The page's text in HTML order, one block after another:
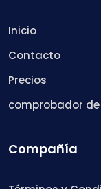
Inicio
Contacto
Precios
comprobador
Compañía